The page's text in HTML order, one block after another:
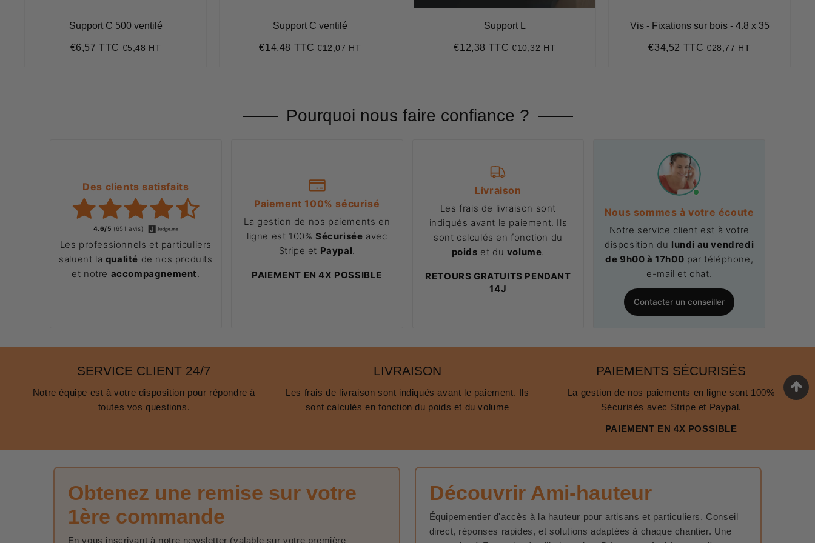
Support C 500 ventilé
Prix
€6,57 TTC €6,57
€5,48 HT
Support C ventilé
Prix
€14,48 TTC€14,48
€12,07 HT
Support L
Prix
€12,38 TTC€12,38
€10,32 HT
Vis - Fixations sur bois - 4.8 x 35
Prix
€34,52 TTC€34,52
€28,77 HT
Pourquoi nous faire confiance ?
Des clients satisfaits
4.6/5 (651 avis)
Les professionnels et particuliers
saluent la qualité de nos produits
et notre accompagnement.
Paiement 100% sécurisé
La gestion de nos paiements en
ligne est 100% Sécurisée avec
Stripe et Paypal.
PAIEMENT EN 4X POSSIBLE
Livraison
Les frais de livraison sont
indiqués avant le paiement. Ils
sont calculés en fonction du
poids et du volume.
RETOURS GRATUITS PENDANT
14J
Nous sommes à votre écoute
Notre service client est à votre
disposition du lundi au vendredi
de 9h00 à 17h00 par téléphone,
e-mail et chat.
Contacter un conseiller
SERVICE CLIENT 24/7
Notre équipe est à votre disposition pour répondre à
toutes vos questions.
LIVRAISON
Les frais de livraison sont indiqués avant le paiement. Ils
sont calculés en fonction du poids et du volume
PAIEMENTS SÉCURISÉS
La gestion de nos paiements en ligne sont 100%
Sécurisés avec Stripe et Paypal.
PAIEMENT EN 4X POSSIBLE
Obtenez une remise sur votre
1ère commande
En vous inscrivant à notre newsletter (valable sur votre première
Découvrir Ami-hauteur
Équipementier d'accès à la hauteur pour artisans et particuliers. Conseil
direct, réponses rapides, et solutions adaptées à chaque chantier. Une